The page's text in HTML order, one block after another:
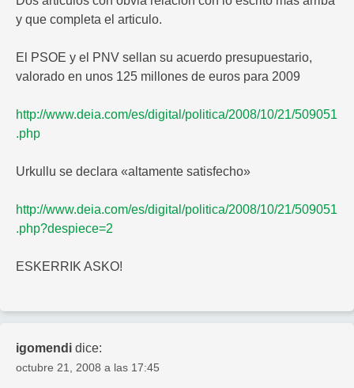
y que completa el articulo.
El PSOE y el PNV sellan su acuerdo presupuestario,
valorado en unos 125 millones de euros para 2009
http://www.deia.com/es/digital/politica/2008/10/21/509051
.php
Urkullu se declara «altamente satisfecho»
http://www.deia.com/es/digital/politica/2008/10/21/509051
.php?despiece=2
ESKERRIK ASKO!
igomendi dice:
octubre 21, 2008 a las 17:45